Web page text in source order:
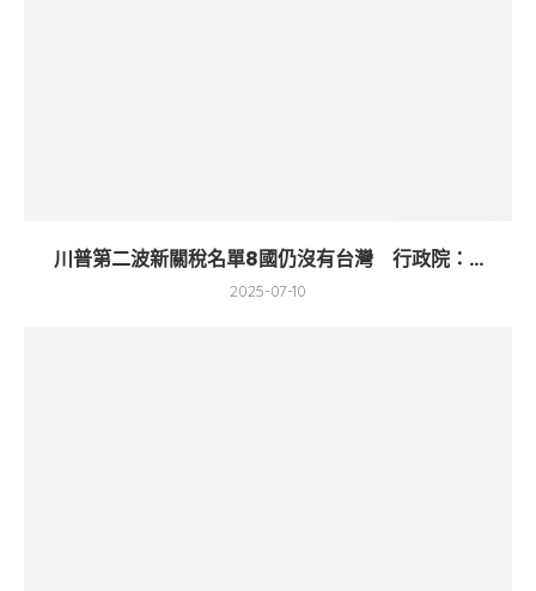
川普第二波新關稅名單8國仍沒有台灣 行政院：...
2025-07-10